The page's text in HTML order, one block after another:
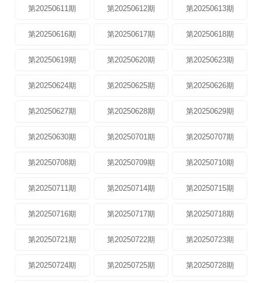
第20250611期 第20250612期 第20250613期
第20250616期 第20250617期 第20250618期
第20250619期 第20250620期 第20250623期
第20250624期 第20250625期 第20250626期
第20250627期 第20250628期 第20250629期
第20250630期 第20250701期 第20250707期
第20250708期 第20250709期 第20250710期
第20250711期 第20250714期 第20250715期
第20250716期 第20250717期 第20250718期
第20250721期 第20250722期 第20250723期
第20250724期 第20250725期 第20250728期